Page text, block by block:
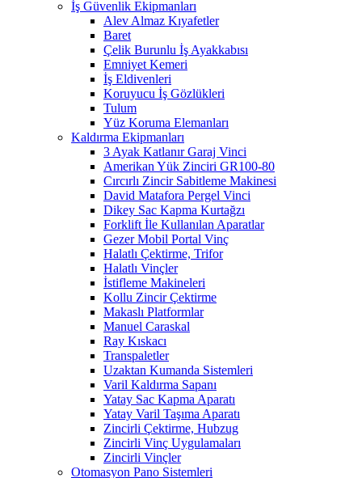
İş Güvenlik Ekipmanları
Alev Almaz Kıyafetler
Baret
Çelik Burunlu İş Ayakkabısı
Emniyet Kemeri
İş Eldivenleri
Koruyucu İş Gözlükleri
Tulum
Yüz Koruma Elemanları
Kaldırma Ekipmanları
3 Ayak Katlanır Garaj Vinci
Amerikan Yük Zinciri GR100-80
Cırcırlı Zincir Sabitleme Makinesi
David Matafora Pergel Vinci
Dikey Sac Kapma Kurtağzı
Forklift İle Kullanılan Aparatlar
Gezer Mobil Portal Vinç
Halatlı Çektirme, Trifor
Halatlı Vinçler
İstifleme Makineleri
Kollu Zincir Çektirme
Makaslı Platformlar
Manuel Caraskal
Ray Kıskacı
Transpaletler
Uzaktan Kumanda Sistemleri
Varil Kaldırma Sapanı
Yatay Sac Kapma Aparatı
Yatay Varil Taşıma Aparatı
Zincirli Çektirme, Hubzug
Zincirli Vinç Uygulamaları
Zincirli Vinçler
Otomasyon Pano Sistemleri